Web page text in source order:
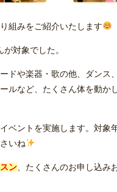
組みをご紹介いたします
対象でした。
ドや楽器・歌の他、ダンス
ルなど、たくさん体を動か
ベントを実施します。対象
いね
ン 、たくさんのお申し込み